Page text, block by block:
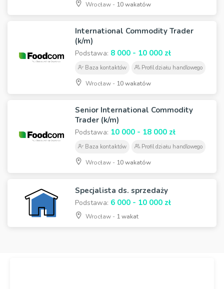
Wrocław - 10 wakatów
International Commodity Trader
(k/m)
Podstawa: 8 000 - 10 000 zł
Baza kontaktów Profil działu handlowego
Wrocław - 10 wakatów
Senior International Commodity
Trader (k/m)
Podstawa: 10 000 - 18 000 zł
Baza kontaktów Profil działu handlowego
Wrocław - 10 wakatów
Specjalista ds. sprzedaży
Podstawa: 6 000 - 10 000 zł
Wrocław - 1 wakat